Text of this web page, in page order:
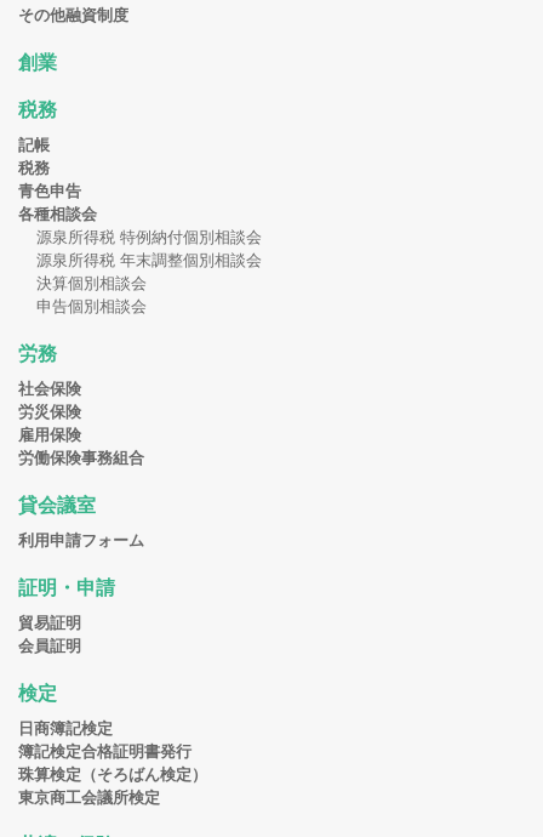
その他融資制度
創業
税務
記帳
税務
青色申告
各種相談会
源泉所得税 特例納付個別相談会
源泉所得税 年末調整個別相談会
決算個別相談会
申告個別相談会
労務
社会保険
労災保険
雇用保険
労働保険事務組合
貸会議室
利用申請フォーム
証明・申請
貿易証明
会員証明
検定
日商簿記検定
簿記検定合格証明書発行
珠算検定（そろばん検定）
東京商工会議所検定